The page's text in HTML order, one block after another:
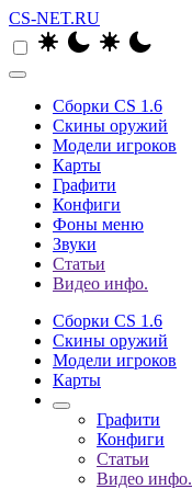
CS-NET.RU
Сборки CS 1.6
Скины оружий
Модели игроков
Карты
Графити
Конфиги
Фоны меню
Звуки
Статьи
Видео инфо.
Сборки CS 1.6
Скины оружий
Модели игроков
Карты
Графити
Конфиги
Статьи
Видео инфо.